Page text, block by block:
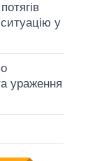
у
ураження